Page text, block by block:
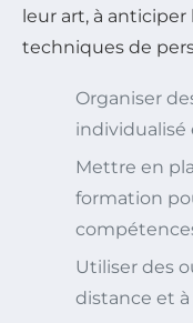
leur art, à
techniques de
Organiser
individualisé
Mettre en
formation
Utiliser des
distance et